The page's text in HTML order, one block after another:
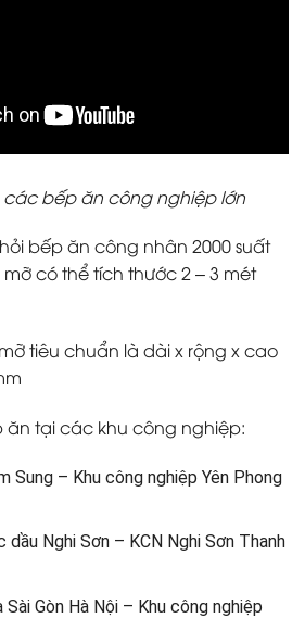
các bếp ăn công nghiệp lớn
bếp ăn công nhân 2000 suất
có thể tích thước 2 – 3 mét
tiêu chuẩn là dài x rộng x cao
tại các khu công nghiệp:
Sung – Khu công nghiệp Yên Phong
dầu Nghi Sơn – KCN Nghi Sơn Thanh
Sài Gòn Hà Nội – Khu công nghiệp